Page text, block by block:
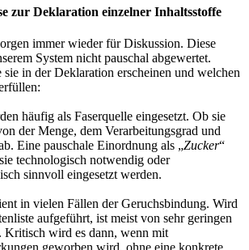
zur Deklaration einzelner Inhaltsstoffe
immer wieder für Diskussion. Diese
System nicht pauschal abgewertet.
in der Deklaration erscheinen und welchen
häufig als Faserquelle eingesetzt. Ob sie
der Menge, dem Verarbeitungsgrad und
Eine pauschale Einordnung als „Zucker“
technologisch notwendig oder
sinnvoll eingesetzt werden.
in vielen Fällen der Geruchsbindung. Wird
aufgeführt, ist meist von sehr geringen
Kritisch wird es dann, wenn mit